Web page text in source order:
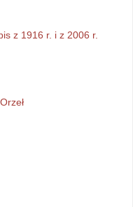
z 1916 r. i z 2006 r.